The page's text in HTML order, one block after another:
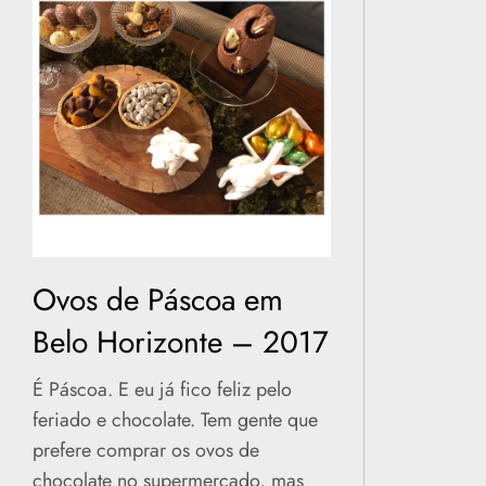
Ovos de Páscoa em
Belo Horizonte – 2017
É Páscoa. E eu já fico feliz pelo
feriado e chocolate. Tem gente que
prefere comprar os ovos de